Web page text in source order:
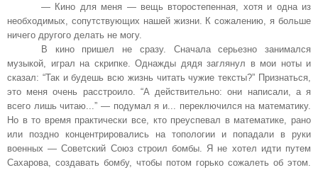
— Кино для меня — вещь второстепенная, хотя и одна из
необходимых, сопутствующих нашей жизни. К сожалению, я больше
ничего другого делать не могу.
В кино пришел не сразу. Сначала серьезно занимался
музыкой, играл на скрипке. Однажды дядя заглянул в мои ноты и
сказал: “Так и будешь всю жизнь читать чужие тексты?” Признаться,
это меня очень расстроило. “А действительно: они написали, а я
всего лишь читаю...” — подумал я и... переключился на математику.
Но в то время практически все, кто преуспевал в математике, рано
или поздно концентрировались на топологии и попадали в руки
военных — Советский Союз строил бомбы. Я не хотел идти путем
Сахарова, создавать бомбу, чтобы потом горько сожалеть об этом.